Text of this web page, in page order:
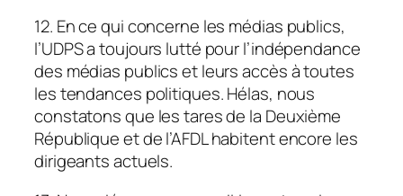
12. En ce qui concerne les médias publics,
l’UDPS a toujours lutté pour l’indépendance
des médias publics et leurs accès à toutes
les tendances politiques. Hélas, nous
constatons que les tares de la Deuxième
République et de l’AFDL habitent encore les
dirigeants actuels.